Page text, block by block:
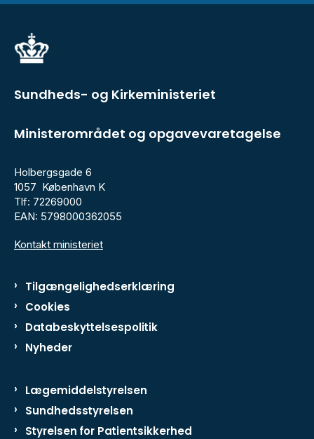
Sundheds- og Kirkeministeriet
Ministerområdet og opgavevaretagelse
Holbergsgade 6
1057 København K
Tlf: 72269000
EAN: 5798000362055
Kontakt ministeriet
Tilgængelighedserklæring
Cookies
Databeskyttelsespolitik
Nyheder
Lægemiddelstyrelsen
Sundhedsstyrelsen
Styrelsen for Patientsikkerhed